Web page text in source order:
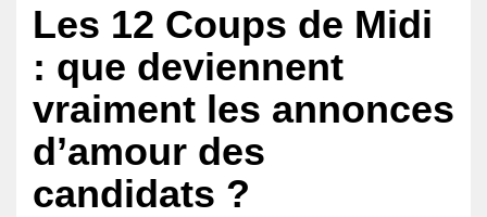
Les 12 Coups de Midi
: que deviennent
vraiment les annonces
d’amour des
candidats ?